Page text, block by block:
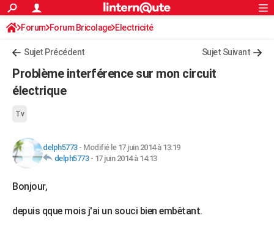
ACTUALITÉS
Politique
Société
Faits Divers
Education
Monde
Villes
+
Programme TV
TNTStreaming
Cinéma
Sorties cinéma
Musique
FINANCE
Retraite
Impôts
Epargne
Immobilier
Risques naturels par ville
Banque
Assurance
Crédit
AUTO
Essais
Réserver un essai
Citadines
Berlines
SUV
Forum auto
HIGH-TECH
Mobiles
Meilleur smartphone
Internet
Ordinateurs
Jeux vidéo
Guide high-tech
+BRICOLAGE
Forum
Aménagement intérieur
Extérieur
Cuisine
Salle de bains
Jardinage
Rangement
WEEK-END
Guides de France
Escapades
Patrimoine
Expositions
Musées
Week-end nature
+LIFESTYLE
S'inscrire
Connexion
Forum Forum Bricolage Electricité
Sujet Précédent Sujet Suivant
Problème interférence sur mon circuit
électrique
Tv
delph5773- Modifié le 17 juin 2014 à 13:19
delph5773- 17 juin 2014 à 14:13
Bonjour,
depuis qque mois j'ai un souci bien embêtant.